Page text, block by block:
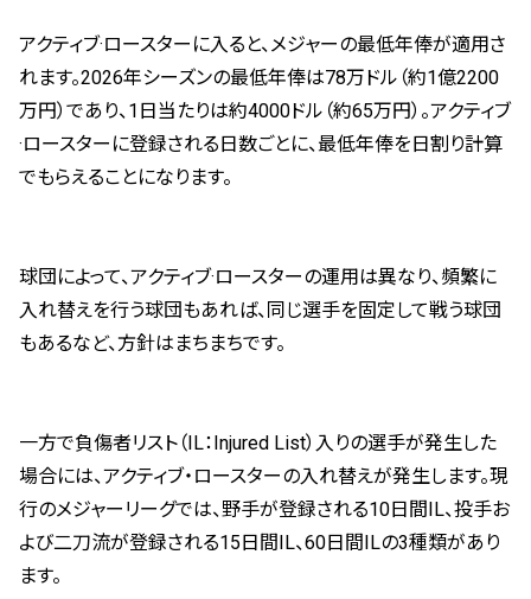
アクティブ·ロースターに入ると、メジャーの最低年俸が適用さ
れます。2026年シーズンの最低年俸は78万ドル（約1億2200
万円）であり、1日当たりは約4000ドル（約65万円）。アクティブ
·ロースターに登録される日数ごとに、最低年俸を日割り計算
でもらえることになります。
球団によって、アクティブ·ロースターの運用は異なり、頻繁に
入れ替えを行う球団もあれば、同じ選手を固定して戦う球団
もあるなど、方針はまちまちです。
一方で負傷者リスト（IL：Injured List）入りの選手が発生した
場合には、アクティブ・ロースターの入れ替えが発生します。現
行のメジャーリーグでは、野手が登録される10日間IL、投手お
よび二刀流が登録される15日間IL、60日間ILの3種類があり
ます。